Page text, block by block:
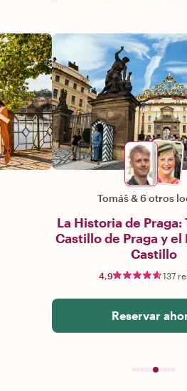
Tomáš &6 otros
La Historia de Praga:
Castillo de Praga y
Castillo
4,9 137
Reservar